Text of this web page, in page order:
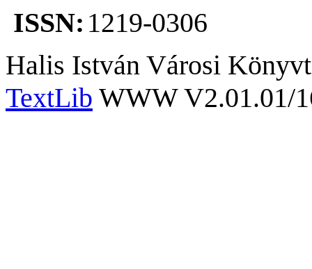
ISSN: 1219-0306
Halis István Városi
TextLib WWW V2.01.01/